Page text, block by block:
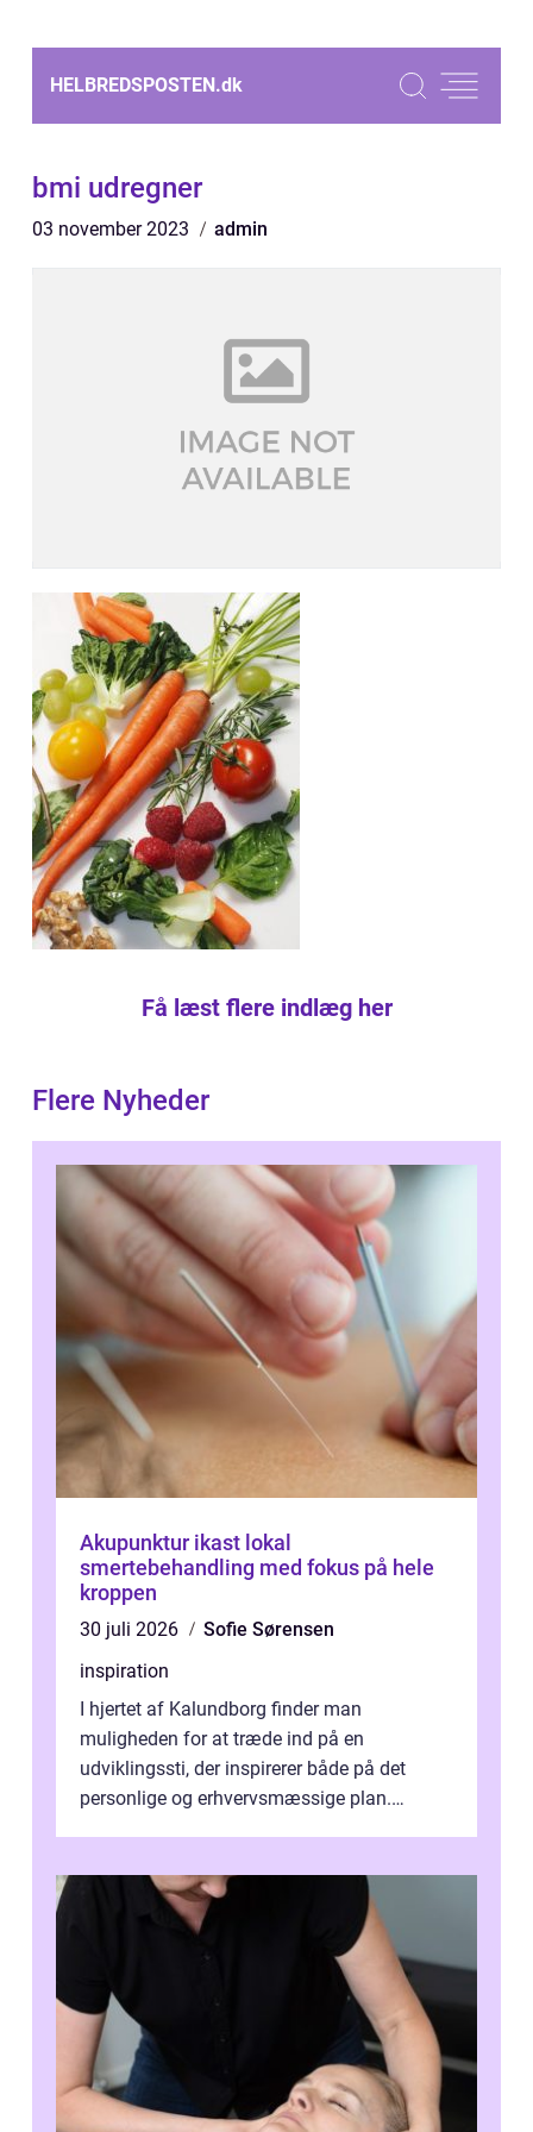
HELBREDSPOSTEN.dk
bmi udregner
03 november 2023 admin
Få læst flere indlæg her
Flere Nyheder
Akupunktur ikast lokal
smertebehandling med fokus på hele
kroppen
30 juli 2026
Sofie Sørensen
inspiration
I hjertet af Kalundborg finder man
muligheden for at træde ind på en
udviklingssti, der inspirerer både på det
personlige og erhvervsmæssige plan.